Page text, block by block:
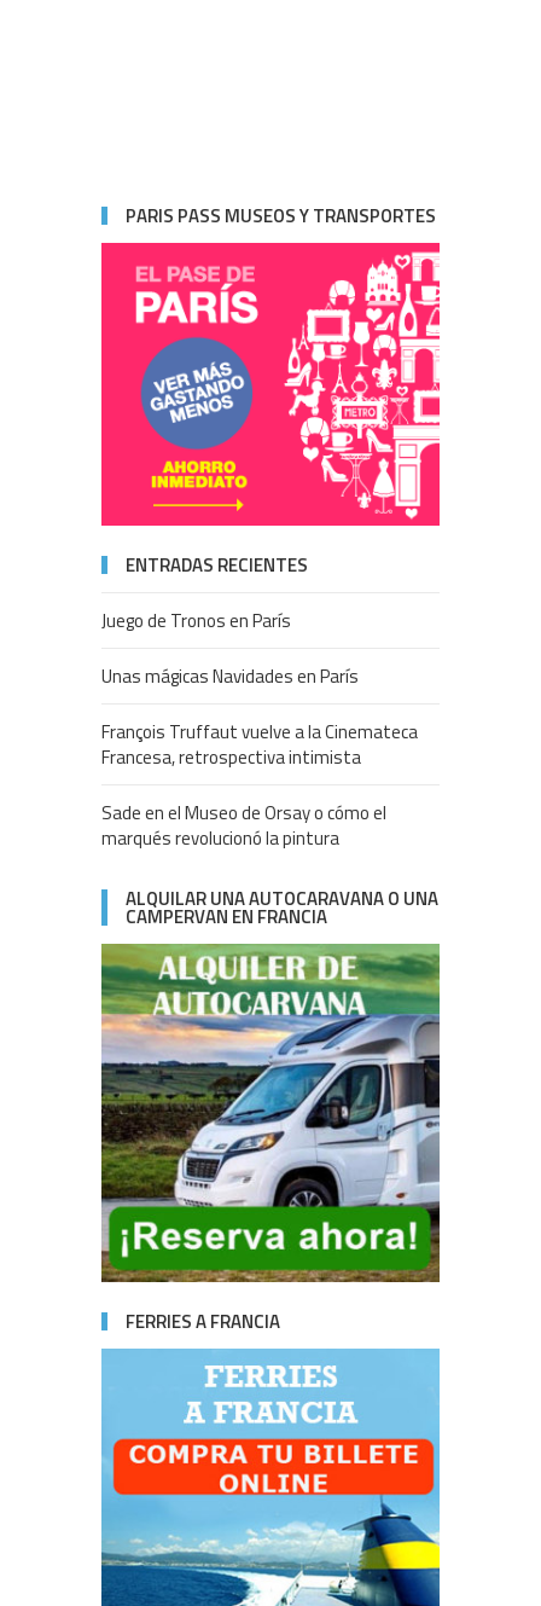
PARIS PASS MUSEOS Y TRANSPORTES
ENTRADAS RECIENTES
Juego de Tronos en París
Unas mágicas Navidades en París
François Truffaut vuelve a la Cinemateca
Francesa, retrospectiva intimista
Sade en el Museo de Orsay o cómo el
marqués revolucionó la pintura
ALQUILAR UNA AUTOCARAVANA O UNA
CAMPERVAN EN FRANCIA
FERRIES A FRANCIA